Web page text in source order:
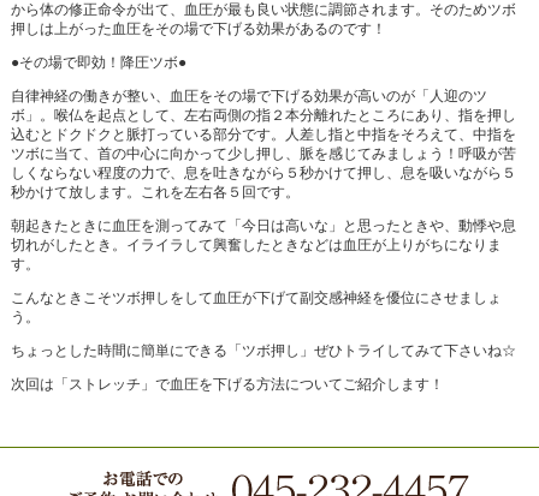
から体の修正命令が出て、血圧が最も良い状態に調節されます。そのためツボ
押しは上がった血圧をその場で下げる効果があるのです！
●その場で即効！降圧ツボ●
自律神経の働きが整い、血圧をその場で下げる効果が高いのが「人迎のツ
ボ」。喉仏を起点として、左右両側の指２本分離れたところにあり、指を押し
込むとドクドクと脈打っている部分です。人差し指と中指をそろえて、中指を
ツボに当て、首の中心に向かって少し押し、脈を感じてみましょう！呼吸が苦
しくならない程度の力で、息を吐きながら５秒かけて押し、息を吸いながら５
秒かけて放します。これを左右各５回です。
朝起きたときに血圧を測ってみて「今日は高いな」と思ったときや、動悸や息
切れがしたとき。イライラして興奮したときなどは血圧が上りがちになりま
す。
こんなときこそツボ押しをして血圧が下げて副交感神経を優位にさせましょ
う。
ちょっとした時間に簡単にできる「ツボ押し」ぜひトライしてみて下さいね☆
次回は「ストレッチ」で血圧を下げる方法についてご紹介します！